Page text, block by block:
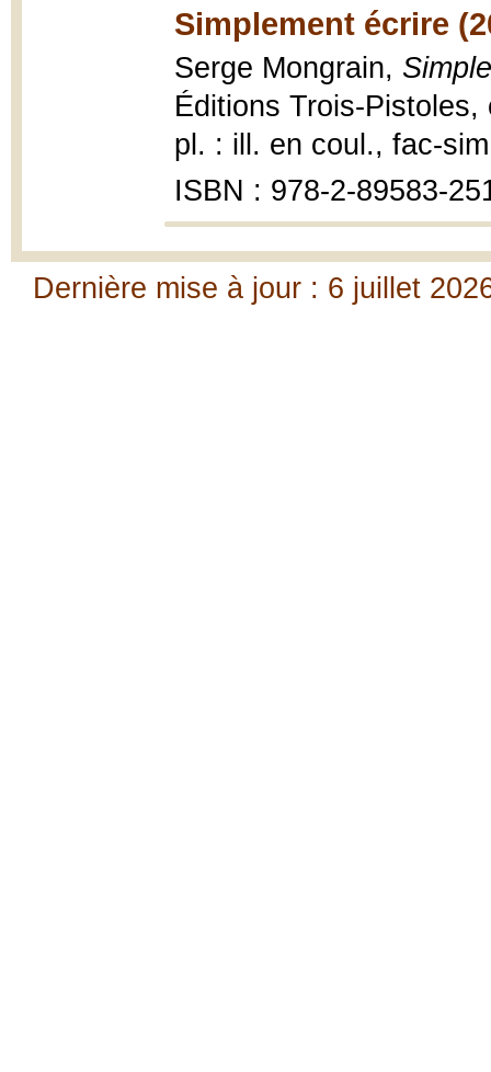
Simplement écrire
Serge Mongrain,
Éditions Trois-
pl. : ill. en coul., fac-
ISBN : 978-2-89583-
Dernière mise à jour : 6 juillet